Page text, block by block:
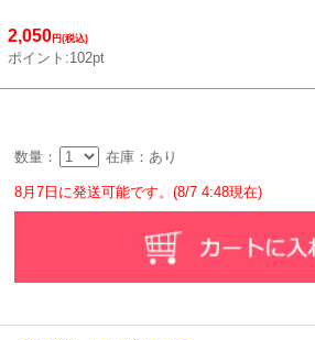
2,050円(税込)
ポイント:102pt
数量： 在庫：あり
8月7日に発送可能です。(8/7 4:48現在)